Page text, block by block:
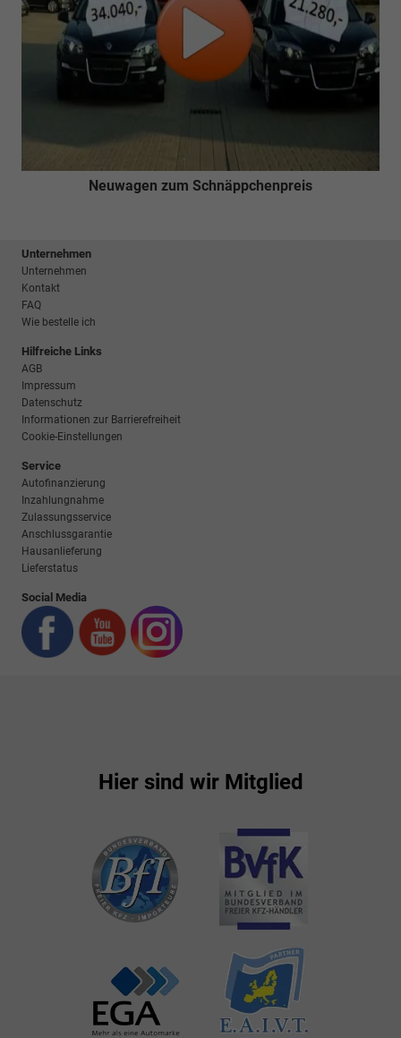
Neuwagen zum Schnäppchenpreis
Unternehmen
Unternehmen
Kontakt
FAQ
Wie bestelle ich
Hilfreiche Links
AGB
Impressum
Datenschutz
Informationen zur Barrierefreiheit
Cookie-Einstellungen
Service
Autofinanzierung
Inzahlungnahme
Zulassungsservice
Anschlussgarantie
Hausanlieferung
Lieferstatus
Social Media
Hier sind wir Mitglied